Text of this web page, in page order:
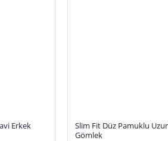
Erkek
Slim Fit Düz Pamuklu
Gömlek